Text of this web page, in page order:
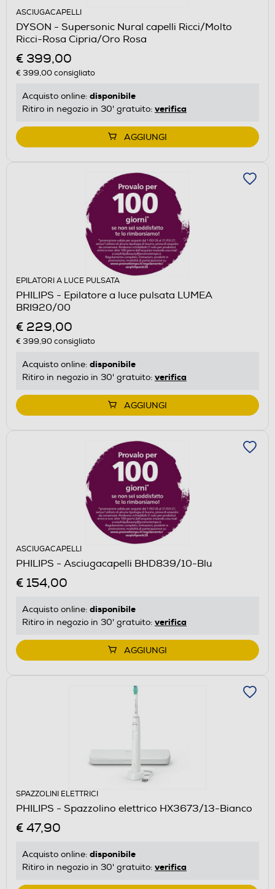
ASCIUGACAPELLI
DYSON - Supersonic Nural capelli Ricci/Molto
Ricci-Rosa Cipria/Oro Rosa
€ 399,00
€ 399,00consigliato
Acquisto online: disponibile
Ritiro in negozio in 30' gratuito: verifica
AGGIUNGI
EPILATORI A LUCE PULSATA
PHILIPS - Epilatore a luce pulsata LUMEA
BRI920/00
€ 229,00
€ 399,90consigliato
Acquisto online: disponibile
Ritiro in negozio in 30' gratuito: verifica
AGGIUNGI
ASCIUGACAPELLI
PHILIPS - Asciugacapelli BHD839/10-Blu
€ 154,00
Acquisto online: disponibile
Ritiro in negozio in 30' gratuito: verifica
AGGIUNGI
SPAZZOLINI ELETTRICI
PHILIPS - Spazzolino elettrico HX3673/13-Bianco
€ 47,90
Acquisto online: disponibile
Ritiro in negozio in 30' gratuito: verifica